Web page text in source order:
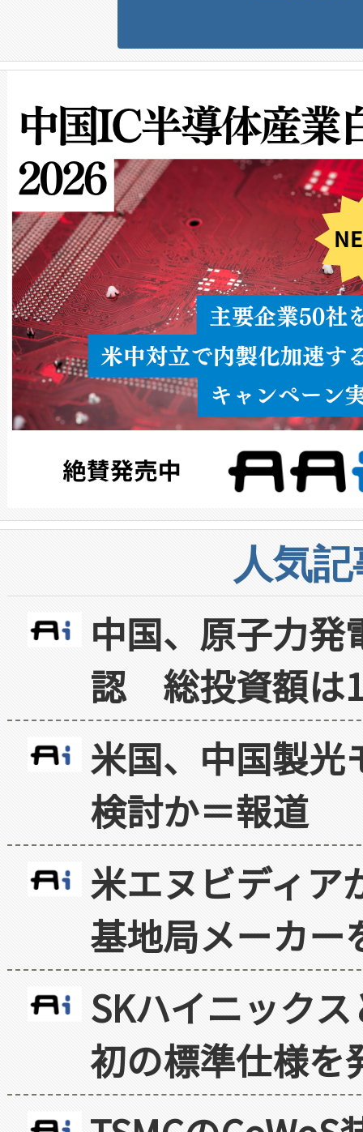
人気
中国、原子力
認 総投資額は
米国、中国製光
検討か＝報道
米エヌビディア
基地局メーカー
SKハイニック
初の標準仕様を